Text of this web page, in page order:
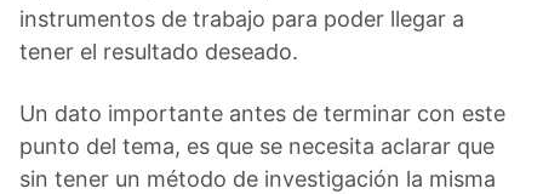
instrumentos de trabajo para poder llegar a
tener el resultado deseado.
Un dato importante antes de terminar con este
punto del tema, es que se necesita aclarar que
sin tener un método de investigación la misma